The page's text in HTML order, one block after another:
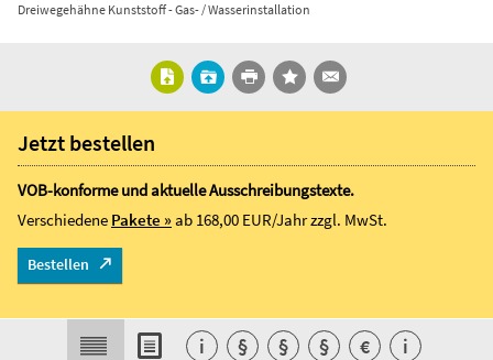
Dreiwegehähne Kunststoff - Gas- / Wasserinstallation
Jetzt bestellen
VOB-konforme und aktuelle Ausschreibungstexte.
Verschiedene Pakete »ab 168,00 EUR/Jahrzzgl. MwSt.
Bestellen
i § § § € i